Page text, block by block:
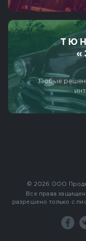
Любые
© 2026 ООО
Все права
разрешено только с